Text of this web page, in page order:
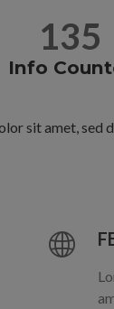
135
Info
sit amet, sed